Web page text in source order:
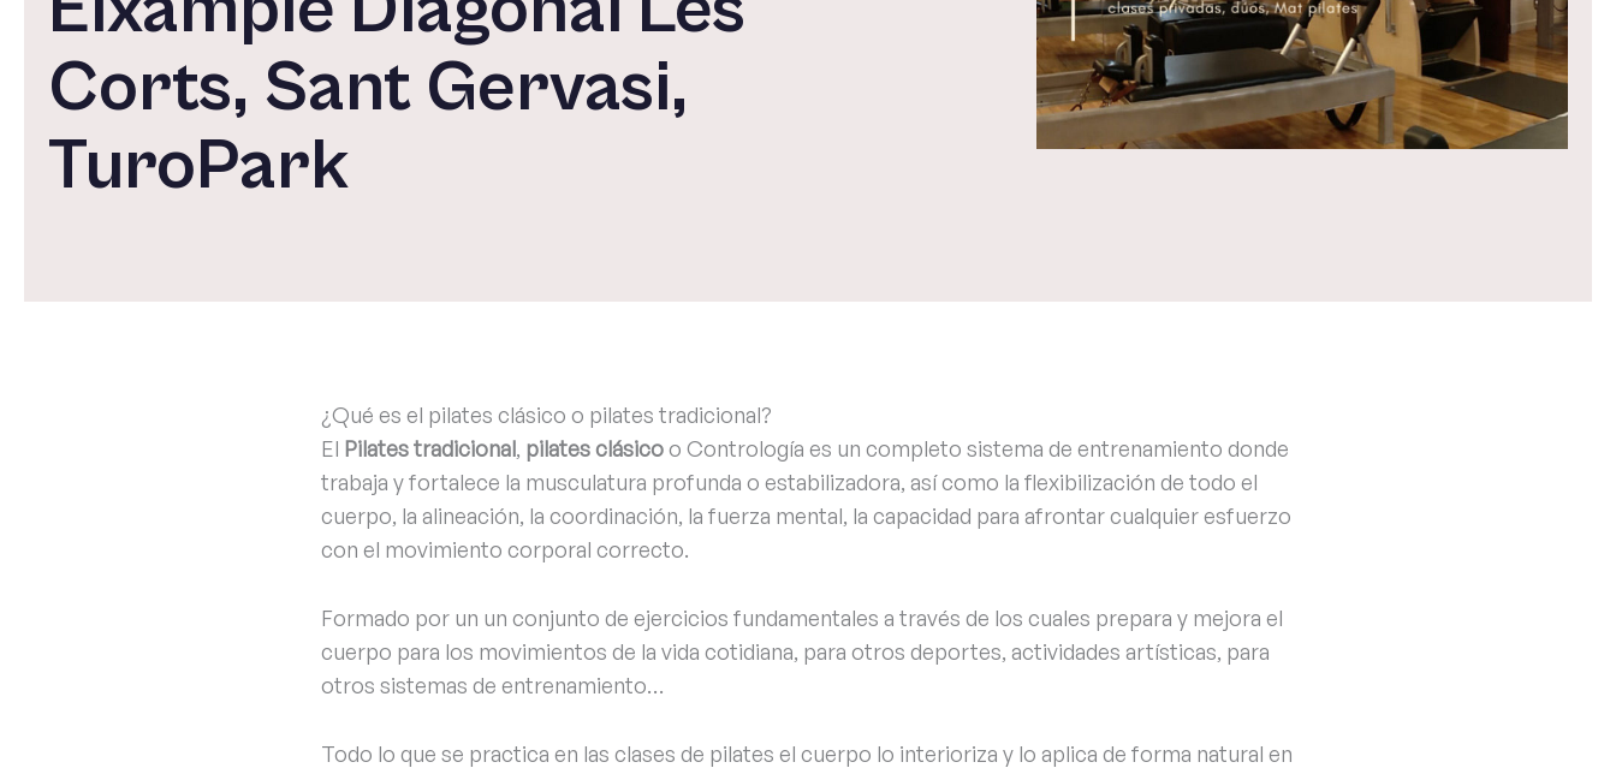
Corts, Sant Gervasi,
TuroPark
¿Qué es el pilates clásico o pilates tradicional?
El Pilates tradicional, pilates clásicoo Contrología es un completo sistema de entrenamiento donde
trabaja y fortalece la musculatura profunda o estabilizadora, así como la flexibilización de todo el
cuerpo, la alineación, la coordinación, la fuerza mental, la capacidad para afrontar cualquier esfuerzo
con el movimiento corporal correcto.
Formado por un un conjunto de ejercicios fundamentales a través de los cuales prepara y mejora el
cuerpo para los movimientos de la vida cotidiana, para otros deportes, actividades artísticas, para
otros sistemas de entrenamiento…
Todo lo que se practica en las clases de pilates el cuerpo lo interioriza y lo aplica de forma natural en